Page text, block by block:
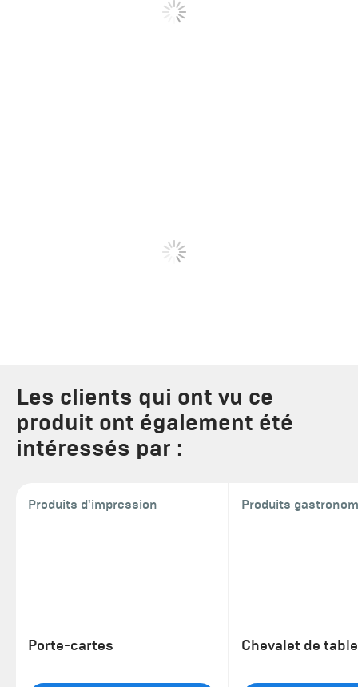
Les clients qui ont vu ce
produit ont également été
intéressés par :
Produits d'impression
Porte-cartes
Produits
Chevalet de table